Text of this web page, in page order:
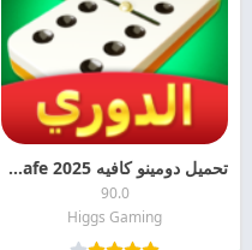
تحميل دومينو كافيه 2025 Domino Cafe مجانا
90.0
Higgs Gaming